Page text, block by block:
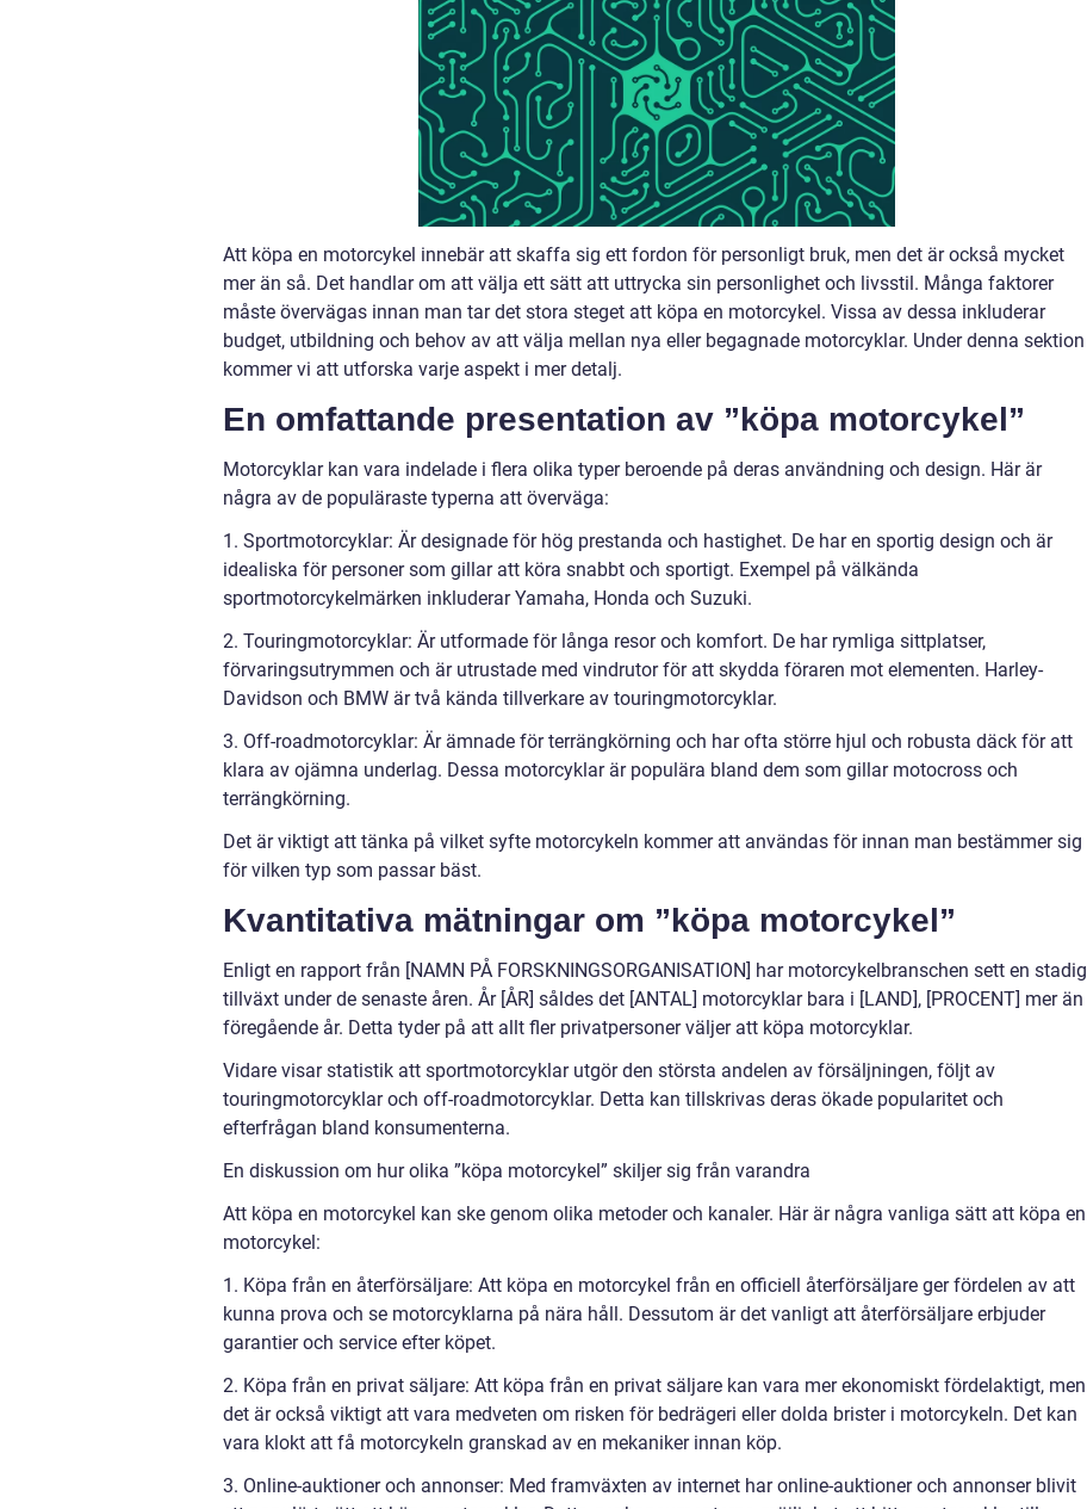
Att köpa en motorcykel innebär att skaffa sig ett fordon för personligt bruk, men det är också mycket
mer än så. Det handlar om att välja ett sätt att uttrycka sin personlighet och livsstil. Många faktorer
måste övervägas innan man tar det stora steget att köpa en motorcykel. Vissa av dessa inkluderar
budget, utbildning och behov av att välja mellan nya eller begagnade motorcyklar. Under denna sektion
kommer vi att utforska varje aspekt i mer detalj.
En omfattande presentation av ”köpa motorcykel”
Motorcyklar kan vara indelade i flera olika typer beroende på deras användning och design. Här är
några av de populäraste typerna att överväga:
1. Sportmotorcyklar: Är designade för hög prestanda och hastighet. De har en sportig design och är
idealiska för personer som gillar att köra snabbt och sportigt. Exempel på välkända
sportmotorcykelmärken inkluderar Yamaha, Honda och Suzuki.
2. Touringmotorcyklar: Är utformade för långa resor och komfort. De har rymliga sittplatser,
förvaringsutrymmen och är utrustade med vindrutor för att skydda föraren mot elementen. Harley-
Davidson och BMW är två kända tillverkare av touringmotorcyklar.
3. Off-roadmotorcyklar: Är ämnade för terrängkörning och har ofta större hjul och robusta däck för att
klara av ojämna underlag. Dessa motorcyklar är populära bland dem som gillar motocross och
terrängkörning.
Det är viktigt att tänka på vilket syfte motorcykeln kommer att användas för innan man bestämmer sig
för vilken typ som passar bäst.
Kvantitativa mätningar om ”köpa motorcykel”
Enligt en rapport från [NAMN PÅ FORSKNINGSORGANISATION] har motorcykelbranschen sett en stadig
tillväxt under de senaste åren. År [ÅR] såldes det [ANTAL] motorcyklar bara i [LAND], [PROCENT] mer än
föregående år. Detta tyder på att allt fler privatpersoner väljer att köpa motorcyklar.
Vidare visar statistik att sportmotorcyklar utgör den största andelen av försäljningen, följt av
touringmotorcyklar och off-roadmotorcyklar. Detta kan tillskrivas deras ökade popularitet och
efterfrågan bland konsumenterna.
En diskussion om hur olika ”köpa motorcykel” skiljer sig från varandra
Att köpa en motorcykel kan ske genom olika metoder och kanaler. Här är några vanliga sätt att köpa en
motorcykel:
1. Köpa från en återförsäljare: Att köpa en motorcykel från en officiell återförsäljare ger fördelen av att
kunna prova och se motorcyklarna på nära håll. Dessutom är det vanligt att återförsäljare erbjuder
garantier och service efter köpet.
2. Köpa från en privat säljare: Att köpa från en privat säljare kan vara mer ekonomiskt fördelaktigt, men
det är också viktigt att vara medveten om risken för bedrägeri eller dolda brister i motorcykeln. Det kan
vara klokt att få motorcykeln granskad av en mekaniker innan köp.
3. Online-auktioner och annonser: Med framväxten av internet har online-auktioner och annonser blivit